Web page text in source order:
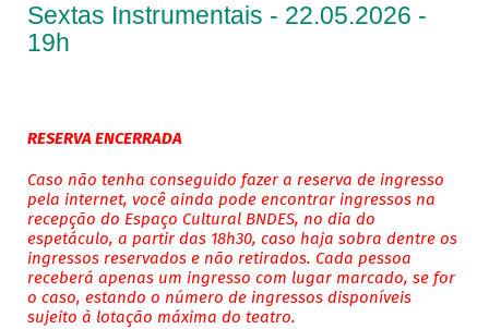
Sextas Instrumentais - 22.05.2026 -
19h
RESERVA ENCERRADA
Caso não tenha conseguido fazer a reserva de ingresso
pela internet, você ainda pode encontrar ingressos na
recepção do Espaço Cultural BNDES, no dia do
espetáculo, a partir das 18h30, caso haja sobra dentre os
ingressos reservados e não retirados. Cada pessoa
receberá apenas um ingresso com lugar marcado, se for
o caso, estando o número de ingressos disponíveis
sujeito à lotação máxima do teatro.